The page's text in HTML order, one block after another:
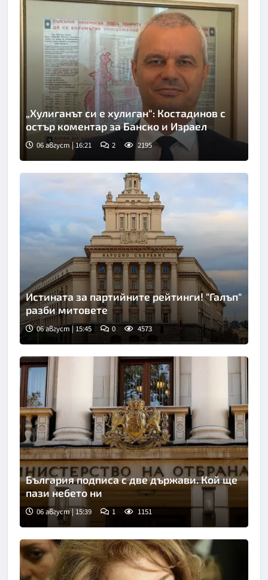
„Хулиганът си е хулиган“: Костадинов с
остър коментар за Банско и Израел
06 август | 16:21 2 2195
Истината за партийните рейтинги! "Галъп"
разби митовете
06 август | 15:45 0 4573
България подписа с две държави. Кой ще
пази небето ни
06 август | 15:39 1 1151